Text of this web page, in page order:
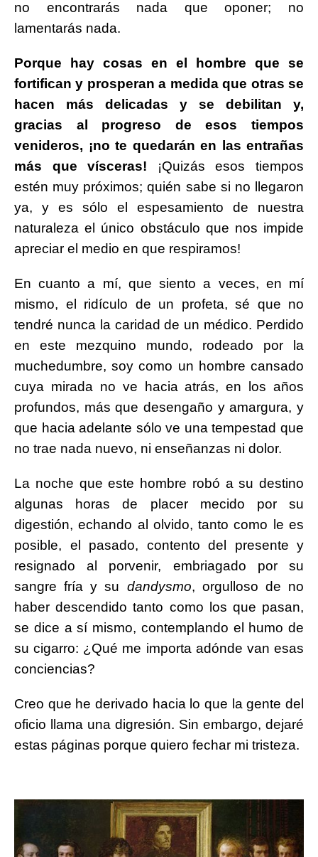
no encontrarás nada que oponer; no
lamentarás nada.
Porque hay cosas en el hombre que se
fortifican y prosperan a medida que otras se
hacen más delicadas y se debilitan y,
gracias al progreso de esos tiempos
venideros, ¡no te quedarán en las entrañas
más que vísceras! ¡Quizás esos tiempos
estén muy próximos; quién sabe si no llegaron
ya, y es sólo el espesamiento de nuestra
naturaleza el único obstáculo que nos impide
apreciar el medio en que respiramos!
En cuanto a mí, que siento a veces, en mí
mismo, el ridículo de un profeta, sé que no
tendré nunca la caridad de un médico. Perdido
en este mezquino mundo, rodeado por la
muchedumbre, soy como un hombre cansado
cuya mirada no ve hacia atrás, en los años
profundos, más que desengaño y amargura, y
que hacia adelante sólo ve una tempestad que
no trae nada nuevo, ni enseñanzas ni dolor.
La noche que este hombre robó a su destino
algunas horas de placer mecido por su
digestión, echando al olvido, tanto como le es
posible, el pasado, contento del presente y
resignado al porvenir, embriagado por su
sangre fría y su dandysmo, orgulloso de no
haber descendido tanto como los que pasan,
se dice a sí mismo, contemplando el humo de
su cigarro: ¿Qué me importa adónde van esas
conciencias?
Creo que he derivado hacia lo que la gente del
oficio llama una digresión. Sin embargo, dejaré
estas páginas porque quiero fechar mi tristeza.